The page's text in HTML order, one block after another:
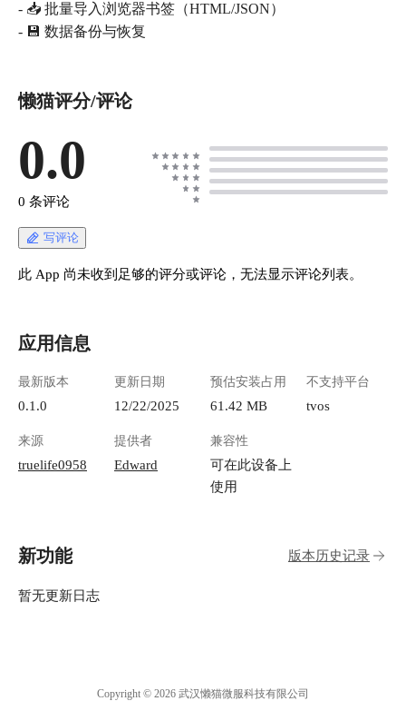
- 📥 批量导入浏览器书签（HTML/JSON）
- 💾 数据备份与恢复
懒猫评分/评论
0.0
0 条评论
写评论
此 App 尚未收到足够的评分或评论，无法显示评论列表。
应用信息
最新版本
0.1.0
更新日期
12/22/2025
预估安装占用
61.42 MB
不支持平台
tvos
来源
truelife0958
提供者
Edward
兼容性
可在此设备上
使用
新功能 版本历史记录
暂无更新日志
Copyright © 2026 武汉懒猫微服科技有限公司